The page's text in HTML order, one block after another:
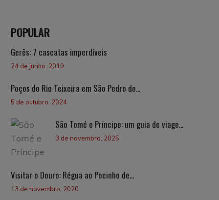
POPULAR
Gerês: 7 cascatas imperdíveis
24 de junho, 2019
Poços do Rio Teixeira em São Pedro do...
5 de outubro, 2024
São Tomé e Príncipe: um guia de viage...
3 de novembro, 2025
Visitar o Douro: Régua ao Pocinho de...
13 de novembro, 2020